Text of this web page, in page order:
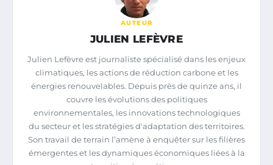
AUTEUR
JULIEN LEFÈVRE
Julien Lefèvre est journaliste spécialisé dans les enjeux
climatiques, les actions de réduction carbone et les
énergies renouvelables. Depuis près de quinze ans, il
couvre les évolutions des politiques
environnementales, les innovations technologiques
du secteur et les stratégies d'adaptation des territoires.
Son travail de terrain l’amène à enquêter sur les filières
émergentes et les dynamiques économiques liées à la